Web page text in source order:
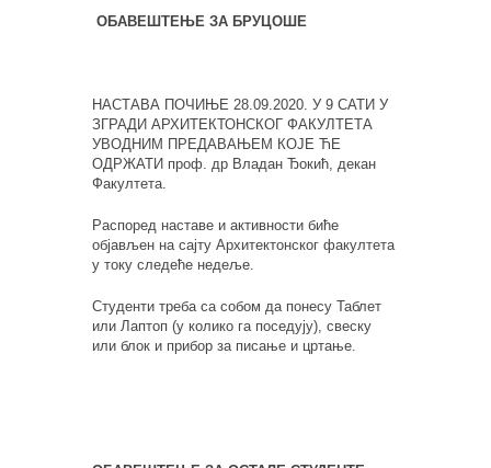
ОБАВЕШТЕЊЕ ЗА БРУЦОШЕ
НАСТАВА ПОЧИЊЕ 28.09.2020. У 9 САТИ У
ЗГРАДИ АРХИТЕКТОНСКОГ ФАКУЛТЕТА
УВОДНИМ ПРЕДАВАЊЕМ КОЈЕ ЋЕ
ОДРЖАТИ проф. др Владан Ђокић, декан
Факултета.
Распоред наставе и активности биће
објављен на сајту Архитектонског факултета
у току следеће недеље.
Студенти треба са собом да понесу Таблет
или Лаптоп (у колико га поседују), свеску
или блок и прибор за писање и цртање.